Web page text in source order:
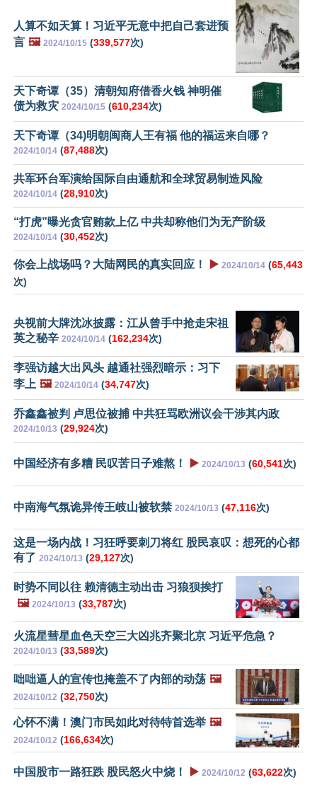
人算不如天算！习近平无意中把自己套进预
言 🖼️ 2024/10/15 (339,577次)
天下奇谭（35）清朝知府借香火钱 神明催
债为救灾 2024/10/15 (610,234次)
天下奇谭（34)明朝闽商人王有福 他的福运来自哪？
2024/10/14 (87,488次)
共军环台军演给国际自由通航和全球贸易制造风险
2024/10/14 (28,910次)
“打虎”曝光贪官贿款上亿 中共却称他们为无产阶级
2024/10/14 (30,452次)
你会上战场吗？大陆网民的真实回应！ ▶️ 2024/10/14 (65,443
次)
央视前大牌沈冰披露：江从曾手中抢走宋祖
英之秘辛 2024/10/14 (162,234次)
李强访越大出风头 越通社强烈暗示：习下
李上 🖼️ 2024/10/14 (34,747次)
乔鑫鑫被判 卢思位被捕 中共狂骂欧洲议会干涉其内政
2024/10/13 (29,924次)
中国经济有多糟 民叹苦日子难熬！ ▶️ 2024/10/13 (60,541次)
中南海气氛诡异传王岐山被软禁 2024/10/13 (47,116次)
这是一场内战！习狂呼要刺刀将红 股民哀叹：想死的心都
有了 2024/10/13 (29,127次)
时势不同以往 赖清德主动出击 习狼狈挨打
🖼️ 2024/10/13 (33,787次)
火流星彗星血色天空三大凶兆齐聚北京 习近平危急？
2024/10/13 (33,589次)
咄咄逼人的宣传也掩盖不了内部的动荡 🖼️
2024/10/12 (32,750次)
心怀不满！澳门市民如此对待特首选举 🖼️
2024/10/12 (166,634次)
中国股市一路狂跌 股民怒火中烧！ ▶️ 2024/10/12 (63,622次)